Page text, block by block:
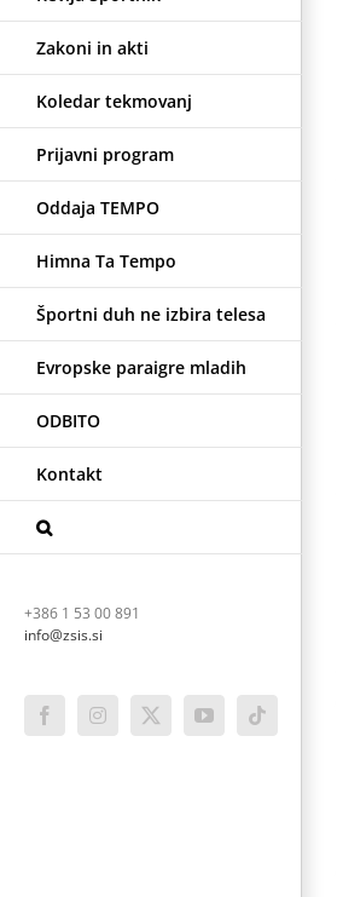
Zakoni in akti
Koledar tekmovanj
Prijavni program
Oddaja TEMPO
Himna Ta Tempo
Športni duh ne izbira telesa
Evropske paraigre mladih
ODBITO
Kontakt
+386 1 53 00 891
info@zsis.si
FacebookInstagram
X YouTubeTiktok